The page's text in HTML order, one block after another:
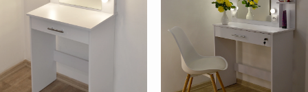
Пакунок: